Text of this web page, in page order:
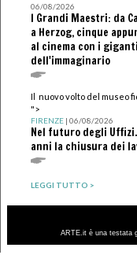
06/08/2026
I Grandi Maestri: da
a Herzog, cinque
al cinema con i giganti
dell'immaginario
Il nuovo volto del museo
">
FIRENZE| 06/08/2026
Nel futuro degli Uffizi.
anni la chiusura dei
LEGGI TUTTO >
ARTE.it è una testata